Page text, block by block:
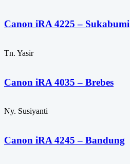
Canon iRA 4225 – Sukabumi
Tn. Yasir
Canon iRA 4035 – Brebes
Ny. Susiyanti
Canon iRA 4245 – Bandung